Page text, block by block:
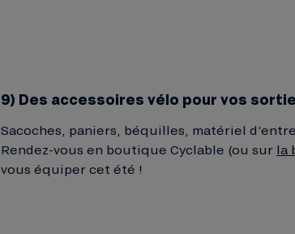
9) Des accessoires vélo pour vos
Sacoches, paniers, béquilles, matériel
Rendez-vous en boutique Cyclable (ou sur la
vous équiper cet été !